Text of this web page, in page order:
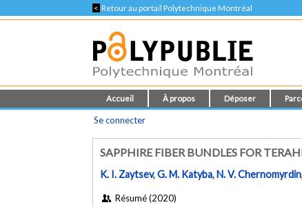
< Retour au portail Polytechnique Montréal
Accueil À propos Déposer
Se connecter
SAPPHIRE FIBER BUNDLES FOR
K. I. Zaytsev,G. M. Katyba,N. V. Chernomyrdin
Résumé (2020)